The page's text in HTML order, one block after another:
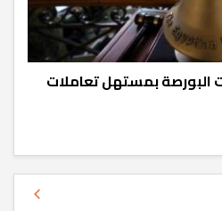
بمستهل تعاملات